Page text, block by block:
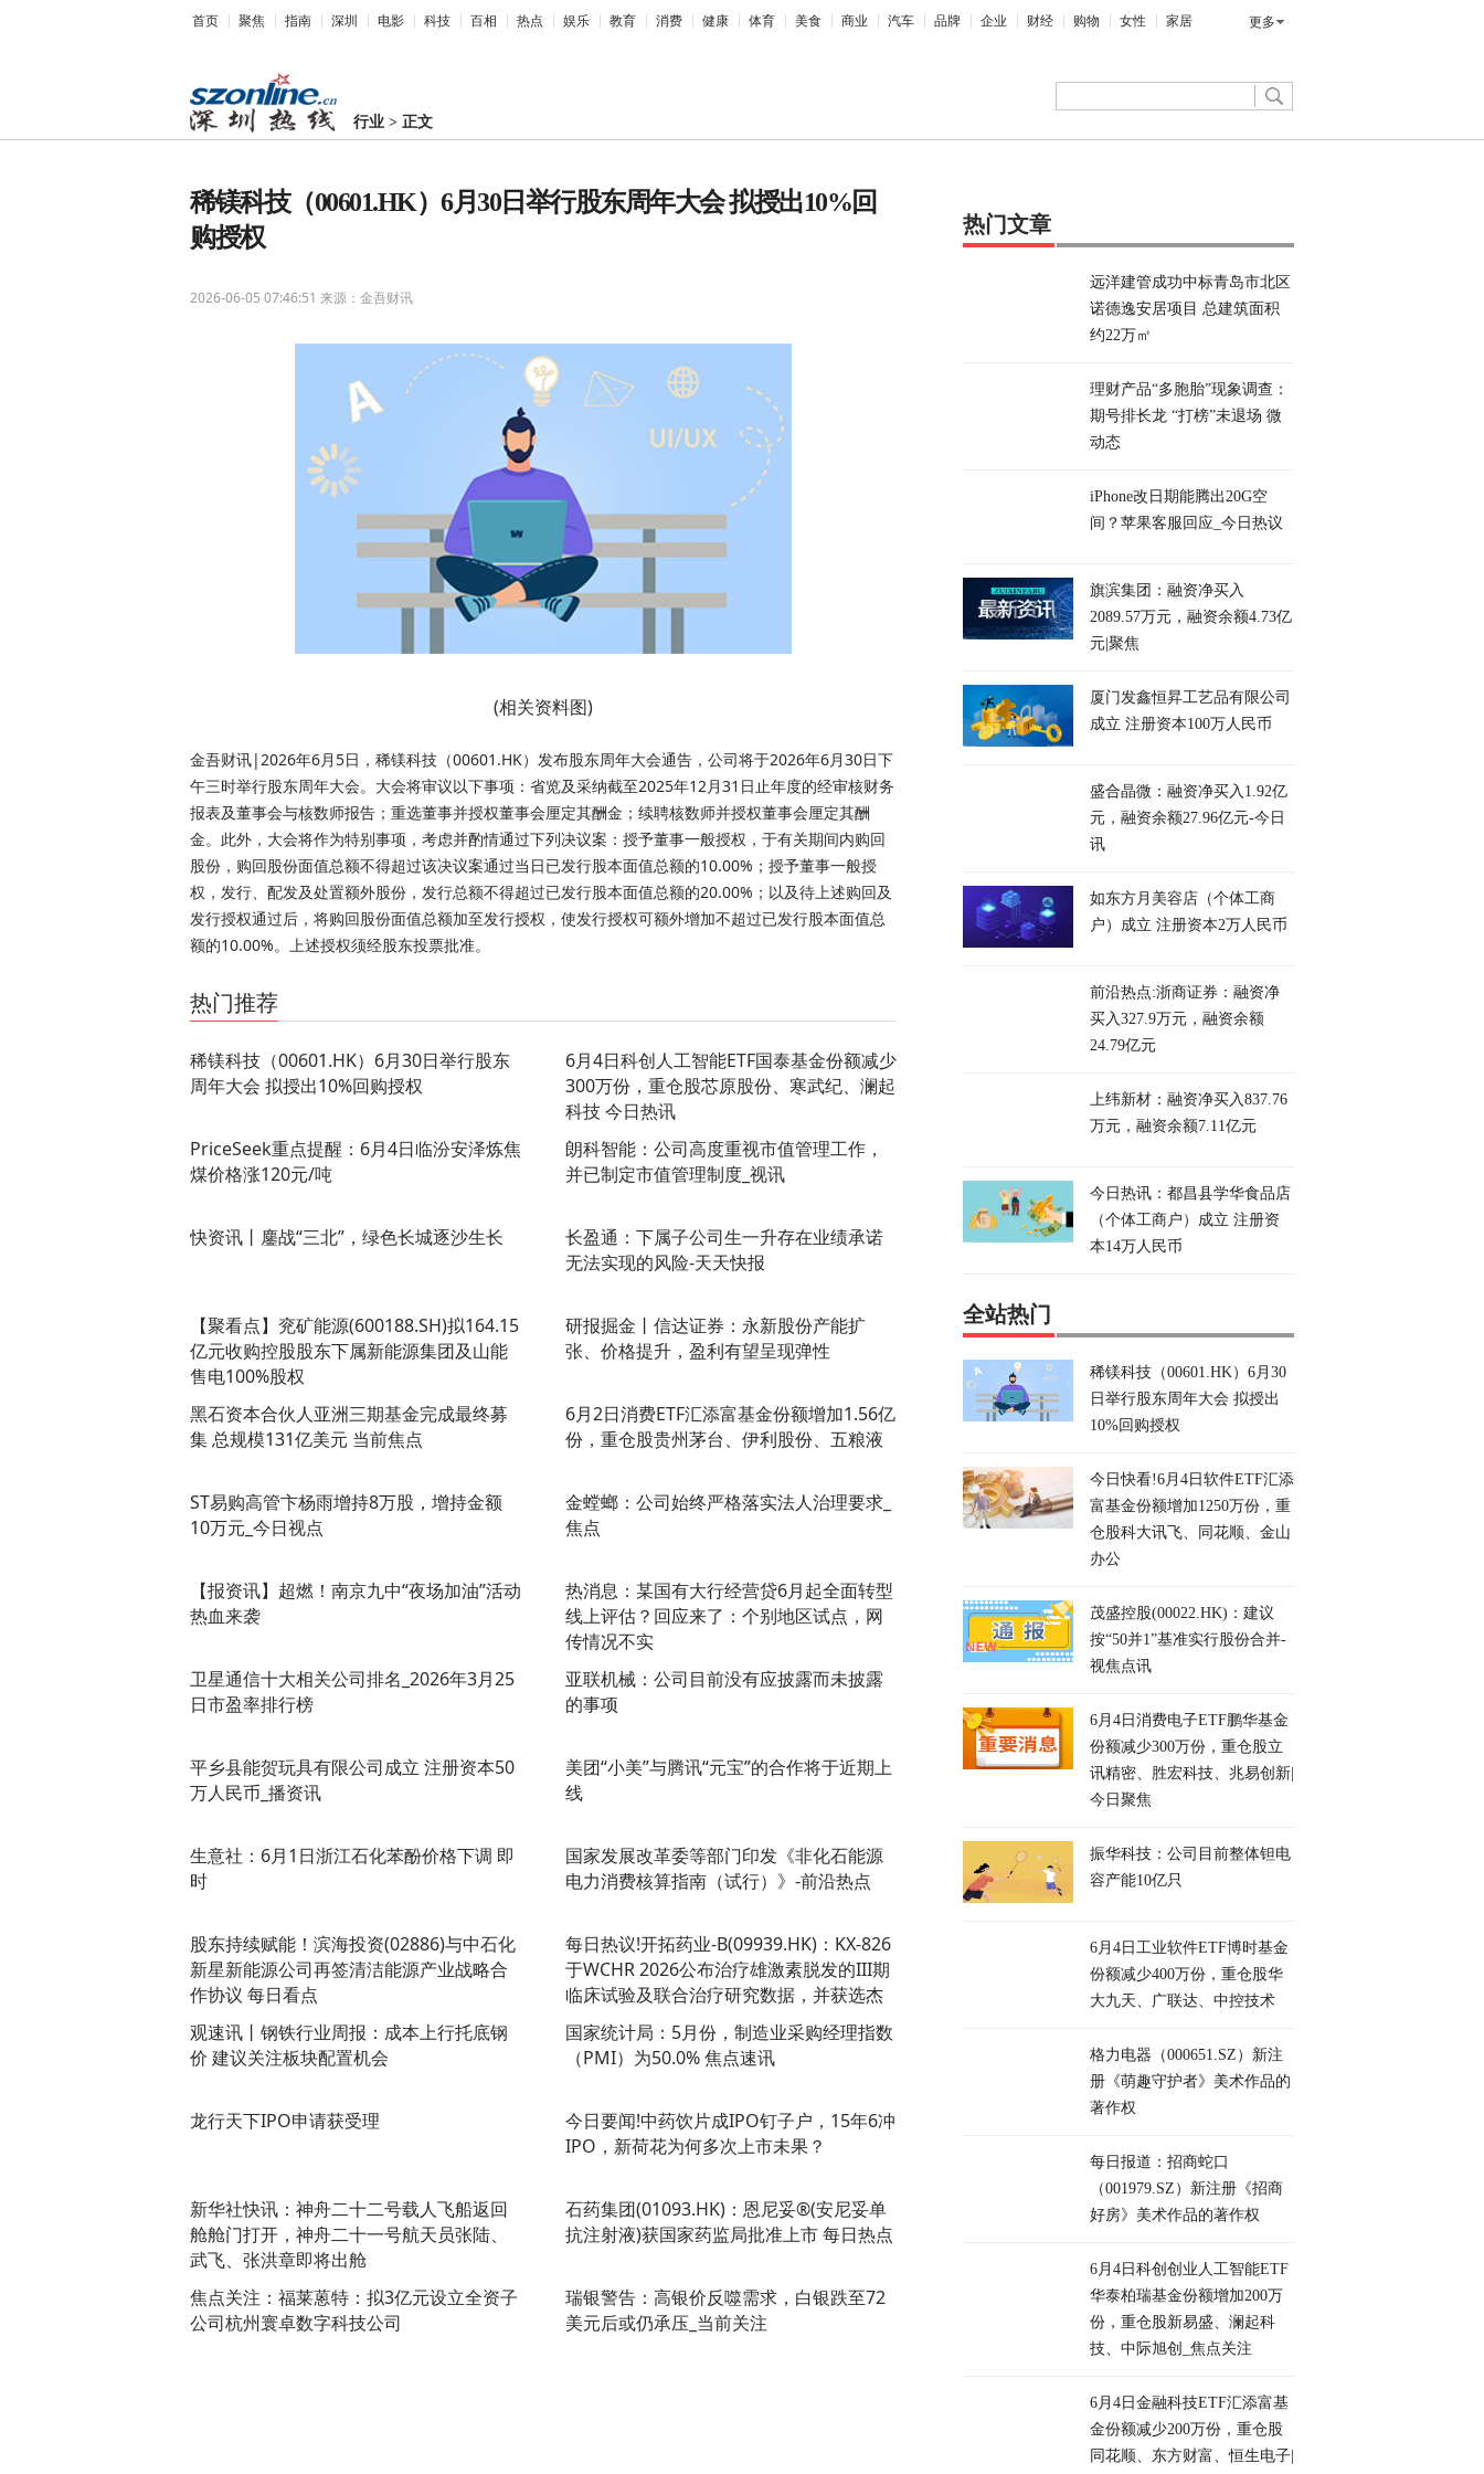
首页 聚焦 指南 深圳 电影 科技 百相 热点 娱乐 教育 消费 健康 体育 美食 商业 汽车 品牌 企业 财经 购物 女性 家居 更多
行业 >正文
稀镁科技（00601.HK）6月30日举行股东周年大会 拟授出10%回
购授权
2026-06-05 07:46:51 来源：金吾财讯
(相关资料图)
金吾财讯|2026年6月5日，稀镁科技（00601.HK）发布股东周年大会通告，公司将于2026年6月30日下
午三时举行股东周年大会。大会将审议以下事项：省览及采纳截至2025年12月31日止年度的经审核财务
报表及董事会与核数师报告；重选董事并授权董事会厘定其酬金；续聘核数师并授权董事会厘定其酬
金。此外，大会将作为特别事项，考虑并酌情通过下列决议案：授予董事一般授权，于有关期间内购回
股份，购回股份面值总额不得超过该决议案通过当日已发行股本面值总额的10.00%；授予董事一般授
权，发行、配发及处置额外股份，发行总额不得超过已发行股本面值总额的20.00%；以及待上述购回及
发行授权通过后，将购回股份面值总额加至发行授权，使发行授权可额外增加不超过已发行股本面值总
额的10.00%。上述授权须经股东投票批准。
热门推荐
稀镁科技（00601.HK）6月30日举行股东
周年大会 拟授出10%回购授权
6月4日科创人工智能ETF国泰基金份额减少
300万份，重仓股芯原股份、寒武纪、澜起
科技 今日热讯
PriceSeek重点提醒：6月4日临汾安泽炼焦
煤价格涨120元/吨
朗科智能：公司高度重视市值管理工作，
并已制定市值管理制度_视讯
快资讯丨鏖战“三北”，绿色长城逐沙生长
长盈通：下属子公司生一升存在业绩承诺
无法实现的风险-天天快报
【聚看点】兖矿能源(600188.SH)拟164.15
亿元收购控股股东下属新能源集团及山能
售电100%股权
研报掘金丨信达证券：永新股份产能扩
张、价格提升，盈利有望呈现弹性
黑石资本合伙人亚洲三期基金完成最终募
集 总规模131亿美元 当前焦点
6月2日消费ETF汇添富基金份额增加1.56亿
份，重仓股贵州茅台、伊利股份、五粮液
ST易购高管卞杨雨增持8万股，增持金额
10万元_今日视点
金螳螂：公司始终严格落实法人治理要求_
焦点
【报资讯】超燃！南京九中“夜场加油”活动
热血来袭
热消息：某国有大行经营贷6月起全面转型
线上评估？回应来了：个别地区试点，网
传情况不实
卫星通信十大相关公司排名_2026年3月25
日市盈率排行榜
亚联机械：公司目前没有应披露而未披露
的事项
平乡县能贺玩具有限公司成立 注册资本50
万人民币_播资讯
美团“小美”与腾讯“元宝”的合作将于近期上
线
生意社：6月1日浙江石化苯酚价格下调 即
时
国家发展改革委等部门印发《非化石能源
电力消费核算指南（试行）》-前沿热点
股东持续赋能！滨海投资(02886)与中石化
新星新能源公司再签清洁能源产业战略合
作协议 每日看点
每日热议!开拓药业-B(09939.HK)：KX-826
于WCHR 2026公布治疗雄激素脱发的III期
临床试验及联合治疗研究数据，并获选杰
出海报
观速讯丨钢铁行业周报：成本上行托底钢
价 建议关注板块配置机会
国家统计局：5月份，制造业采购经理指数
（PMI）为50.0% 焦点速讯
龙行天下IPO申请获受理
今日要闻!中药饮片成IPO钉子户，15年6冲
IPO，新荷花为何多次上市未果？
新华社快讯：神舟二十二号载人飞船返回
舱舱门打开，神舟二十一号航天员张陆、
武飞、张洪章即将出舱
石药集团(01093.HK)：恩尼妥®(安尼妥单
抗注射液)获国家药监局批准上市 每日热点
焦点关注：福莱蒽特：拟3亿元设立全资子
公司杭州寰卓数字科技公司
瑞银警告：高银价反噬需求，白银跌至72
美元后或仍承压_当前关注
热门文章
远洋建管成功中标青岛市北区
诺德逸安居项目 总建筑面积
约22万㎡
理财产品“多胞胎”现象调查：
期号排长龙 “打榜”未退场 微
动态
iPhone改日期能腾出20G空
间？苹果客服回应_今日热议
旗滨集团：融资净买入
2089.57万元，融资余额4.73亿
元|聚焦
厦门发鑫恒昇工艺品有限公司
成立 注册资本100万人民币
盛合晶微：融资净买入1.92亿
元，融资余额27.96亿元-今日
讯
如东方月美容店（个体工商
户）成立 注册资本2万人民币
前沿热点:浙商证券：融资净
买入327.9万元，融资余额
24.79亿元
上纬新材：融资净买入837.76
万元，融资余额7.11亿元
今日热讯：都昌县学华食品店
（个体工商户）成立 注册资
本14万人民币
全站热门
稀镁科技（00601.HK）6月30
日举行股东周年大会 拟授出
10%回购授权
今日快看!6月4日软件ETF汇添
富基金份额增加1250万份，重
仓股科大讯飞、同花顺、金山
办公
茂盛控股(00022.HK)：建议
按“50并1”基准实行股份合并-
视焦点讯
6月4日消费电子ETF鹏华基金
份额减少300万份，重仓股立
讯精密、胜宏科技、兆易创新|
今日聚焦
振华科技：公司目前整体钽电
容产能10亿只
6月4日工业软件ETF博时基金
份额减少400万份，重仓股华
大九天、广联达、中控技术
格力电器（000651.SZ）新注
册《萌趣守护者》美术作品的
著作权
每日报道：招商蛇口
（001979.SZ）新注册《招商
好房》美术作品的著作权
6月4日科创创业人工智能ETF
华泰柏瑞基金份额增加200万
份，重仓股新易盛、澜起科
技、中际旭创_焦点关注
6月4日金融科技ETF汇添富基
金份额减少200万份，重仓股
同花顺、东方财富、恒生电子|